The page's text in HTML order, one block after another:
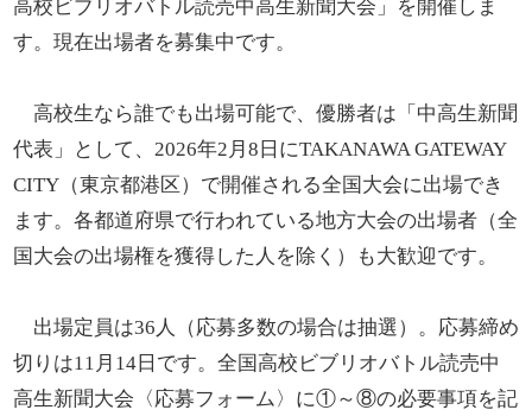
高校ビブリオバトル読売中高生新聞大会」を開催しま
す。現在出場者を募集中です。
高校生なら誰でも出場可能で、優勝者は「中高生新聞
代表」として、2026年2月8日にTAKANAWA GATEWAY
CITY（東京都港区）で開催される全国大会に出場でき
ます。各都道府県で行われている地方大会の出場者（全
国大会の出場権を獲得した人を除く）も大歓迎です。
出場定員は36人（応募多数の場合は抽選）。応募締め
切りは11月14日です。全国高校ビブリオバトル読売中
高生新聞大会〈応募フォーム〉に①～⑧の必要事項を記